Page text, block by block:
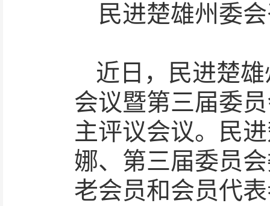
民进楚雄州委
近日，民进楚
会议暨第三届委
主评议会议。民
娜、第三届委员
老会员和会员代